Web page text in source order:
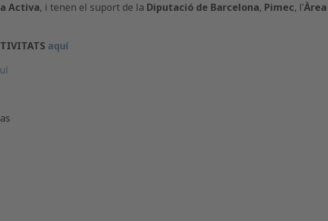
Activa, i tenen el suport de la Diputació de Barcelona, Pimec, l’
aquí